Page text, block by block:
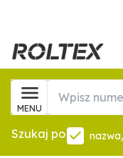
MENU
Szukaj po